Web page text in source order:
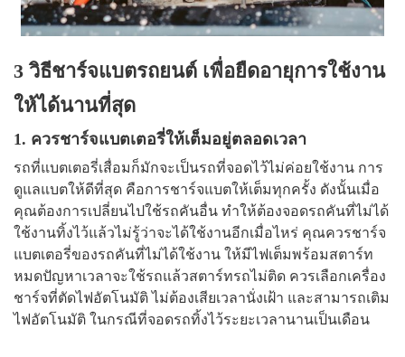
3 วิธีชาร์จแบตรถยนต์ เพื่อยืดอายุการใช้งาน
ให้ได้นานที่สุด
1. ควรชาร์จแบตเตอรี่ให้เต็มอยู่ตลอดเวลา
รถที่แบตเตอรี่เสื่อมก็มักจะเป็นรถที่จอดไว้ไม่ค่อยใช้งาน การ
ดูแลแบตให้ดีที่สุด คือการชาร์จแบตให้เต็มทุกครั้ง ดังนั้นเมื่อ
คุณต้องการเปลี่ยนไปใช้รถคันอื่น ทำให้ต้องจอดรถคันที่ไม่ได้
ใช้งานทิ้งไว้แล้วไม่รู้ว่าจะได้ใช้งานอีกเมื่อไหร่ คุณควรชาร์จ
แบตเตอรี่ของรถคันที่ไม่ได้ใช้งาน ให้มีไฟเต็มพร้อมสตาร์ท
หมดปัญหาเวลาจะใช้รถแล้วสตาร์ทรถไม่ติด ควรเลือกเครื่อง
ชาร์จที่ตัดไฟอัตโนมัติ ไม่ต้องเสียเวลานั่งเฝ้า และสามารถเติม
ไฟอัตโนมัติ ในกรณีที่จอดรถทิ้งไว้ระยะเวลานานเป็นเดือน